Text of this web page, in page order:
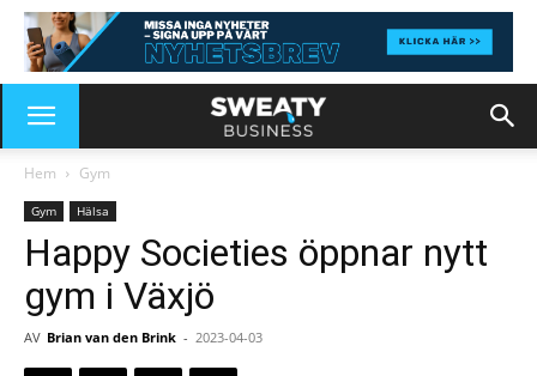
Hem Gym
Gym Hälsa
Happy Societies öppnar nytt
gym i Växjö
AV Brian van den Brink - 2023-04-03